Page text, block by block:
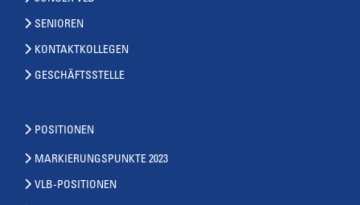
SENIOREN
KONTAKTKOLLEGEN
GESCHÄFTSSTELLE
POSITIONEN
MARKIERUNGSPUNKTE 2023
VLB-POSITIONEN